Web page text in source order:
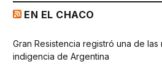
EN EL CHACO
Gran Resistencia registró una de las
indigencia de Argentina